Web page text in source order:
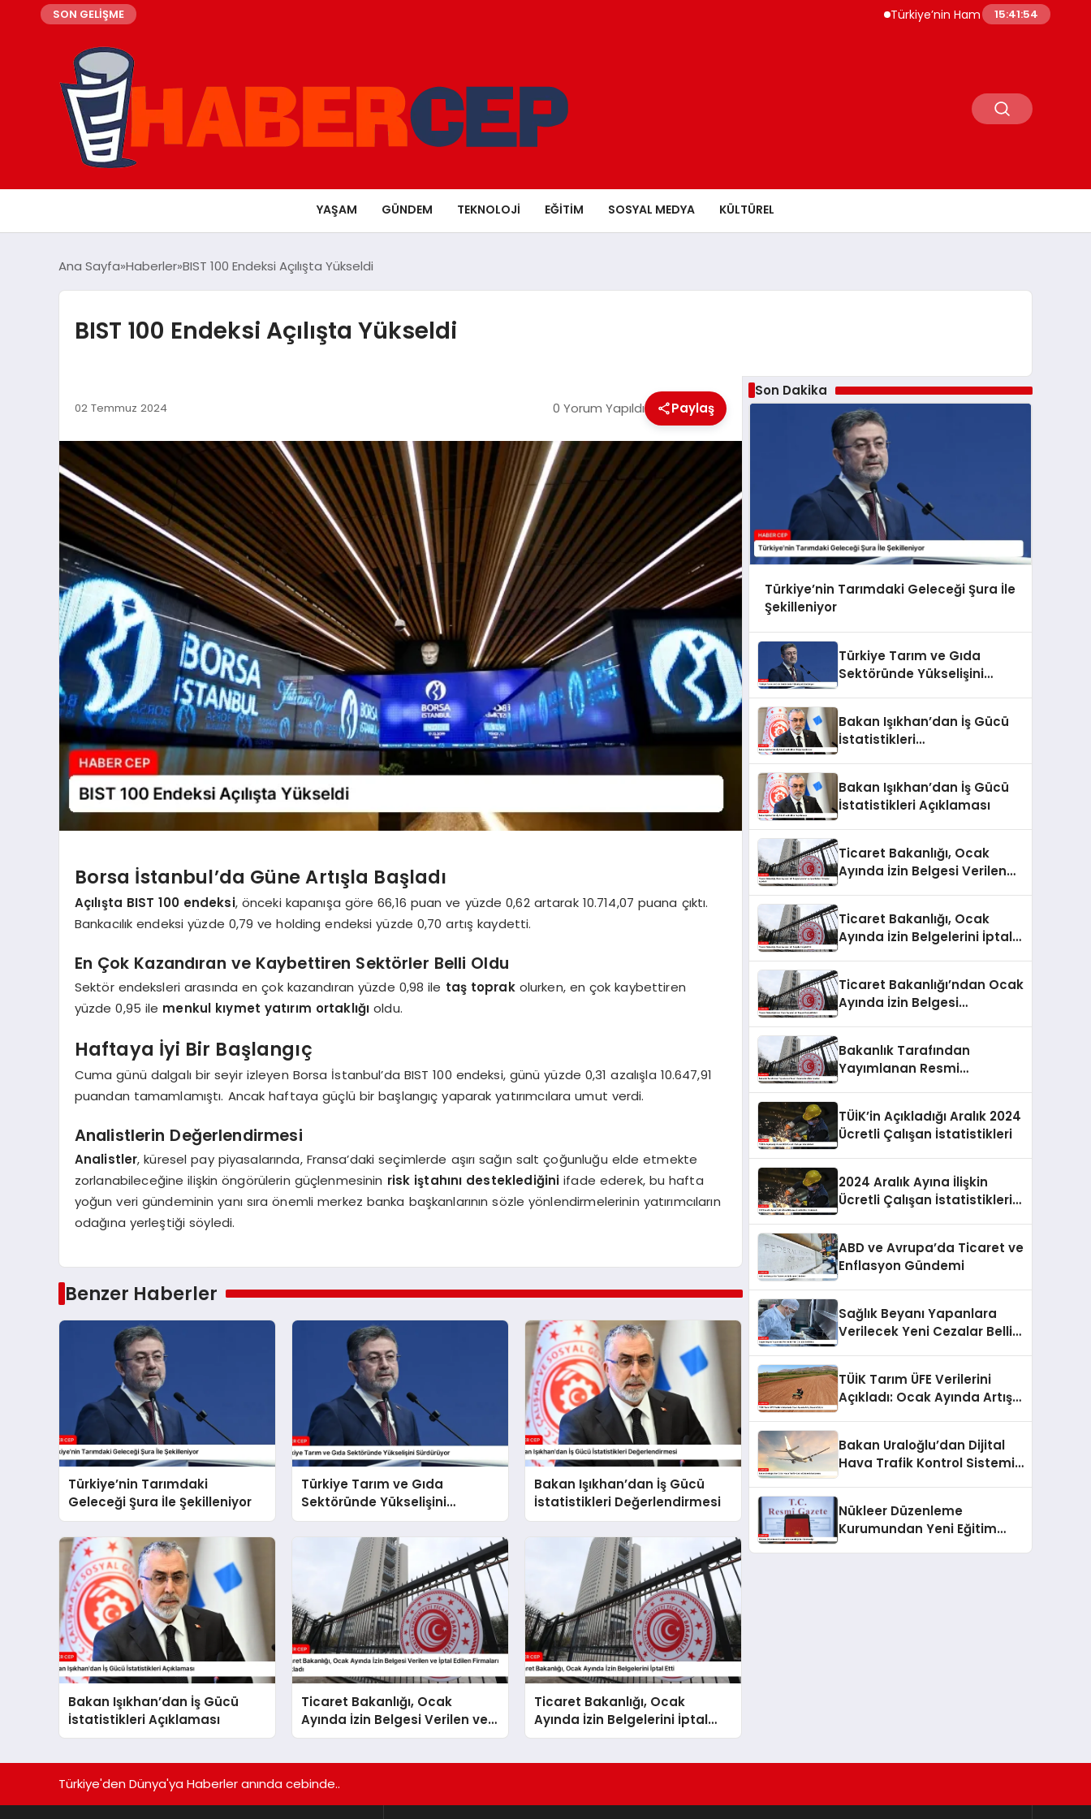
SON GELİŞME Türkiye’nin Ham Çelik Üretimi Yüzde 8,1
15:41:55
YAŞAM GÜNDEM TEKNOLOJI EĞITIM SOSYAL MEDYA KÜLTÜREL
Ana Sayfa Haberler BIST 100 Endeksi Açılışta Yükseldi
BIST 100 Endeksi Açılışta Yükseldi
02 Temmuz 2024 0 Yorum Yapıldı Paylaş
Borsa İstanbul’da Güne Artışla Başladı
Açılışta BIST 100 endeksi, önceki kapanışa göre 66,16 puan ve yüzde 0,62 artarak 10.714,07 puana çıktı.
Bankacılık endeksi yüzde 0,79 ve holding endeksi yüzde 0,70 artış kaydetti.
En Çok Kazandıran ve Kaybettiren Sektörler Belli Oldu
Sektör endeksleri arasında en çok kazandıran yüzde 0,98 ile taş toprakolurken, en çok kaybettiren
yüzde 0,95 ile menkul kıymet yatırım ortaklığı oldu.
Haftaya İyi Bir Başlangıç
Cuma günü dalgalı bir seyir izleyen Borsa İstanbul’da BIST 100 endeksi, günü yüzde 0,31 azalışla 10.647,91
puandan tamamlamıştı. Ancak haftaya güçlü bir başlangıç yaparak yatırımcılara umut verdi.
Analistlerin Değerlendirmesi
Analistler, küresel pay piyasalarında, Fransa’daki seçimlerde aşırı sağın salt çoğunluğu elde etmekte
zorlanabileceğine ilişkin öngörülerin güçlenmesinin risk iştahını desteklediğini ifade ederek, bu hafta
yoğun veri gündeminin yanı sıra önemli merkez banka başkanlarının sözle yönlendirmelerinin yatırımcıların
odağına yerleştiği söyledi.
Benzer Haberler
Türkiye’nin Tarımdaki
Geleceği Şura İle Şekilleniyor
Türkiye Tarım ve Gıda
Sektöründe Yükselişini
Sürdürüyor
Bakan Işıkhan’dan İş Gücü
İstatistikleri Değerlendirmesi
Bakan Işıkhan’dan İş Gücü
İstatistikleri Açıklaması
Ticaret Bakanlığı, Ocak
Ayında İzin Belgesi Verilen ve
İptal Edilen Firmaları Açıkladı
Ticaret Bakanlığı, Ocak
Ayında İzin Belgelerini İptal
Etti
Son Dakika
Türkiye’nin Tarımdaki Geleceği Şura İle
Şekilleniyor
Türkiye Tarım ve Gıda
Sektöründe Yükselişini
Bakan Işıkhan’dan İş Gücü
İstatistikleri
Bakan Işıkhan’dan İş Gücü
İstatistikleri Açıklaması
Ticaret Bakanlığı, Ocak
Ayında İzin Belgesi Verilen
Ticaret Bakanlığı, Ocak
Ayında İzin Belgelerini İptal
Ticaret Bakanlığı’ndan Ocak
Ayında İzin Belgesi
Bakanlık Tarafından
Yayımlanan Resmi
TÜİK’in Açıkladığı Aralık 2024
Ücretli Çalışan İstatistikleri
2024 Aralık Ayına İlişkin
Ücretli Çalışan İstatistikleri
ABD ve Avrupa’da Ticaret ve
Enflasyon Gündemi
Sağlık Beyanı Yapanlara
Verilecek Yeni Cezalar Belli
TÜİK Tarım ÜFE Verilerini
Açıkladı: Ocak Ayında Artış
Bakan Uraloğlu’dan Dijital
Hava Trafik Kontrol Sistemi
Nükleer Düzenleme
Kurumundan Yeni Eğitim
Türkiye'den Dünya'ya Haberler anında cebinde..